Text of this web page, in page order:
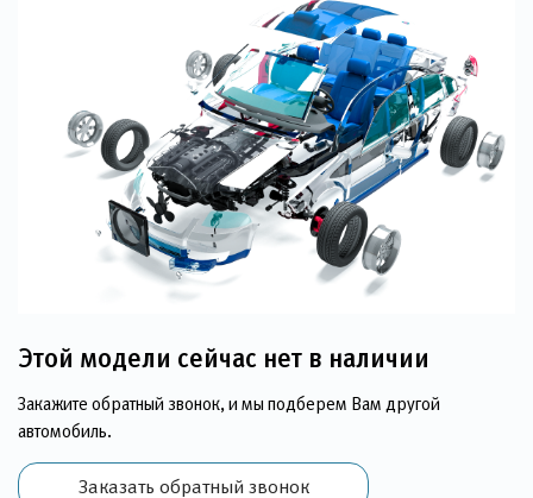
Этой модели сейчас нет в наличии
Закажите обратный звонок, и мы подберем Вам другой
автомобиль.
Заказать обратный звонок